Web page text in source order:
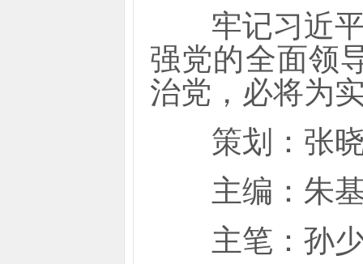
牢记习近平
强党的全面领
治党，必将为
策划：张
主编：朱基
主笔：孙